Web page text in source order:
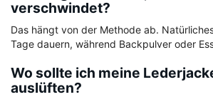
verschwindet?
Das hängt von der Methode ab.
Tage dauern, während Backpulver oder
Wo sollte ich meine
auslüften?